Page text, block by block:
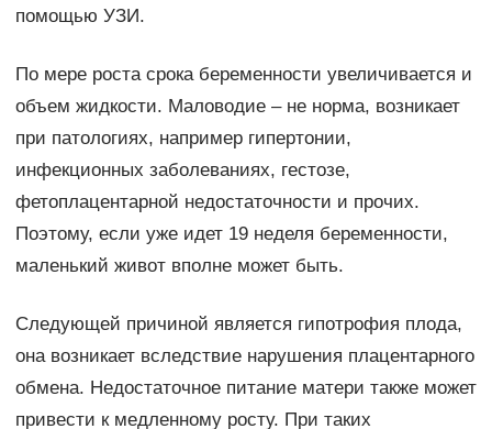
помощью УЗИ.
По мере роста срока беременности увеличивается и
объем жидкости. Маловодие – не норма, возникает
при патологиях, например гипертонии,
инфекционных заболеваниях, гестозе,
фетоплацентарной недостаточности и прочих.
Поэтому, если уже идет 19 неделя беременности,
маленький живот вполне может быть.
Следующей причиной является гипотрофия плода,
она возникает вследствие нарушения плацентарного
обмена. Недостаточное питание матери также может
привести к медленному росту. При таких